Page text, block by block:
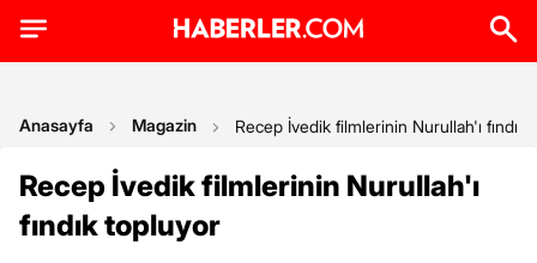
Anasayfa Magazin Recep İvedik filmlerinin Nurullah'ı fındık
Recep İvedik filmlerinin Nurullah'ı
fındık topluyor